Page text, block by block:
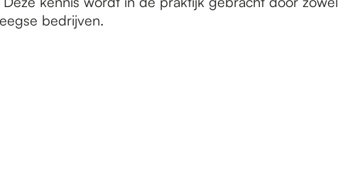
bedrijven.